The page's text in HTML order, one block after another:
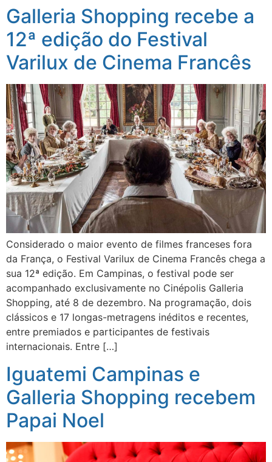
Galleria Shopping recebe a
12ª edição do Festival
Varilux de Cinema Francês
Considerado o maior evento de filmes franceses fora
da França, o Festival Varilux de Cinema Francês chega a
sua 12ª edição. Em Campinas, o festival pode ser
acompanhado exclusivamente no Cinépolis Galleria
Shopping, até 8 de dezembro. Na programação, dois
clássicos e 17 longas-metragens inéditos e recentes,
entre premiados e participantes de festivais
internacionais. Entre […]
Iguatemi Campinas e
Galleria Shopping recebem
Papai Noel